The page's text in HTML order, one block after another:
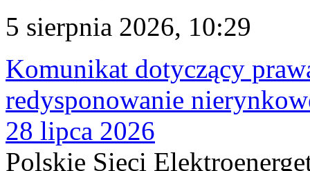
5 sierpnia 2026, 10:29
Komunikat dotyczący
redysponowanie
28 lipca 2026
Polskie Sieci